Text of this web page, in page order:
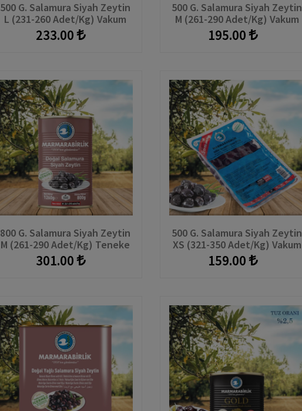
500 G. Salamura Siyah Zeytin
L (231-260 Adet/kg) Vakum
233.00
500 G. Salamura Siyah Zeytin
M (261-290 Adet/kg) Vakum
195.00
800 G. Salamura Siyah Zeytin
M (261-290 Adet/kg) Teneke
301.00
500 G. Salamura Siyah Zeytin
XS (321-350 Adet/kg) Vakum
159.00